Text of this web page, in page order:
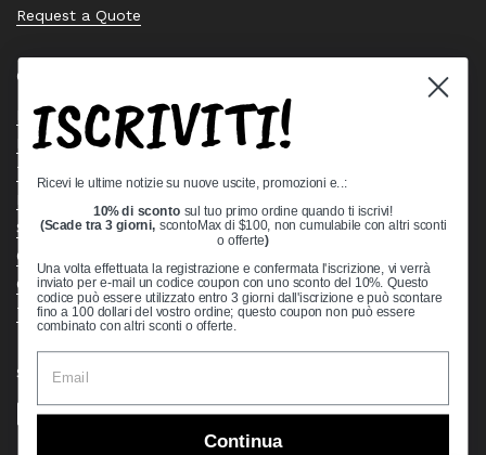
Request a Quote
Quick links
Bearing Knowledge Center
Privacy Policy
Terms & Conditions
Shipping Policy
Open Cookie Banner
Comprehensive Guide to Ball Bearings
Track your Order
Supported payment methods
ISCRIVITI!
Ricevi le ultime notizie su nuove uscite, promozioni e..:
10% di sconto sul tuo primo ordine quando ti iscrivi!
(Scade tra 3 giorni, scontoMax di $100, non cumulabile con altri sconti
o offerte)
Una volta effettuata la registrazione e confermata l'iscrizione, vi verrà
inviato per e-mail un codice coupon con uno sconto del 10%. Questo
codice può essere utilizzato entro 3 giorni dall'iscrizione e può scontare
fino a 100 dollari del vostro ordine; questo coupon non può essere
combinato con altri sconti o offerte.
Continua